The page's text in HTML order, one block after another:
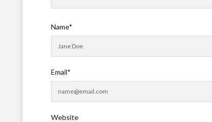
Name*
Email*
Website